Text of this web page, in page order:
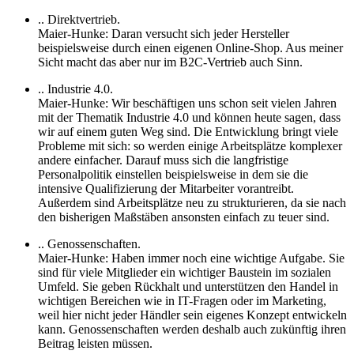
.. Direktvertrieb.
Maier-Hunke: Daran versucht sich jeder Hersteller
beispielsweise durch einen eigenen Online-Shop. Aus meiner
Sicht macht das aber nur im B2C-Vertrieb auch Sinn.
.. Industrie 4.0.
Maier-Hunke: Wir beschäftigen uns schon seit vielen Jahren
mit der Thematik Industrie 4.0 und können heute sagen, dass
wir auf einem guten Weg sind. Die Entwicklung bringt viele
Probleme mit sich: so werden einige Arbeitsplätze komplexer
andere einfacher. Darauf muss sich die langfristige
Personalpolitik einstellen beispielsweise in dem sie die
intensive Qualifizierung der Mitarbeiter vorantreibt.
Außerdem sind Arbeitsplätze neu zu strukturieren, da sie nach
den bisherigen Maßstäben ansonsten einfach zu teuer sind.
.. Genossenschaften.
Maier-Hunke: Haben immer noch eine wichtige Aufgabe. Sie
sind für viele Mitglieder ein wichtiger Baustein im sozialen
Umfeld. Sie geben Rückhalt und unterstützen den Handel in
wichtigen Bereichen wie in IT-Fragen oder im Marketing,
weil hier nicht jeder Händler sein eigenes Konzept entwickeln
kann. Genossenschaften werden deshalb auch zukünftig ihren
Beitrag leisten müssen.